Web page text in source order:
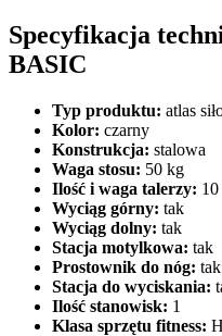
Specyfikacja
BASIC
Typ produktu: atlas
Kolor: czarny
Konstrukcja: stalowa
Waga stosu: 50 kg
Ilość i waga talerzy:
Wyciąg górny: tak
Wyciąg dolny: tak
Stacja motylkowa: tak
Prostownik do nóg: tak
Stacja do wyciskania:
Ilość stanowisk: 1
Klasa sprzętu fitness: H